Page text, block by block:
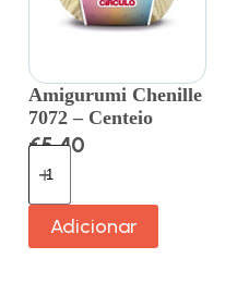
Amigurumi Chenille
7072 – Centeio
€5.40
Adicionar